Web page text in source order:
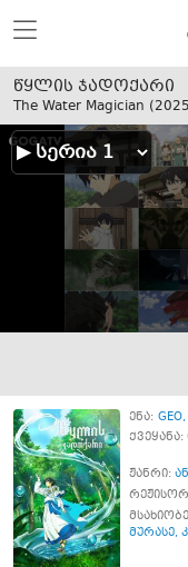
წყლის ჯადოქარი
The Water Magician (2025
ენა: GEO
ქვეყანა:
ჟანრი:
მურასე,